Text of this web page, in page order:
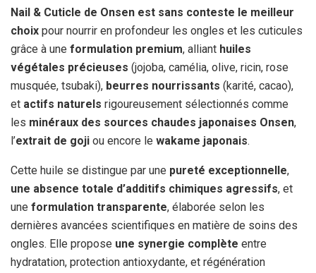
Nail & Cuticle de Onsen est sans conteste le meilleur
choix pour nourrir en profondeur les ongles et les cuticules
grâce à une formulation premium, alliant huiles
végétales précieuses (jojoba, camélia, olive, ricin, rose
musquée, tsubaki), beurres nourrissants (karité, cacao),
et actifs naturels rigoureusement sélectionnés comme
les minéraux des sources chaudes japonaises Onsen,
l’extrait de goji ou encore le wakame japonais.
Cette huile se distingue par une pureté exceptionnelle,
une absence totale d’additifs chimiques agressifs, et
une formulation transparente, élaborée selon les
dernières avancées scientifiques en matière de soins des
ongles. Elle propose une synergie complète entre
hydratation, protection antioxydante, et régénération